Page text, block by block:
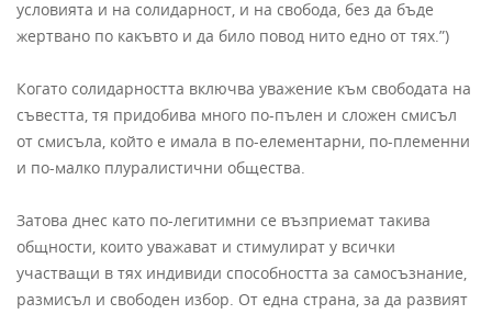
условията и на солидарност, и на свобода, без да бъде
жертвано по какъвто и да било повод нито едно от тях.”)
Когато солидарността включва уважение към свободата на
съвестта, тя придобива много по-пълен и сложен смисъл
от смисъла, който е имала в по-елементарни, по-племенни
и по-малко плуралистични общества.
Затова днес като по-легитимни се възприемат такива
общности, които уважават и стимулират у всички
участващи в тях индивиди способността за самосъзнание,
размисъл и свободен избор. От една страна, за да развият